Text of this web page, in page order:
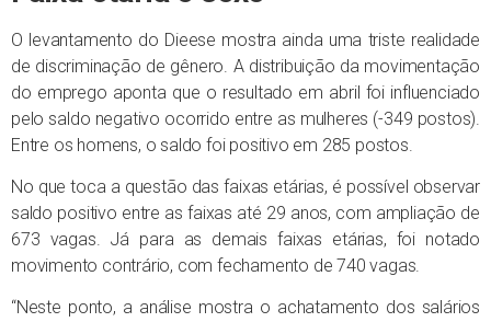
O levantamento do Dieese mostra ainda uma triste realidade
de discriminação de gênero. A distribuição da movimentação
do emprego aponta que o resultado em abril foi influenciado
pelo saldo negativo ocorrido entre as mulheres (-349 postos).
Entre os homens, o saldo foi positivo em 285 postos.
No que toca a questão das faixas etárias, é possível observar
saldo positivo entre as faixas até 29 anos, com ampliação de
673 vagas. Já para as demais faixas etárias, foi notado
movimento contrário, com fechamento de 740 vagas.
“Neste ponto, a análise mostra o achatamento dos salários